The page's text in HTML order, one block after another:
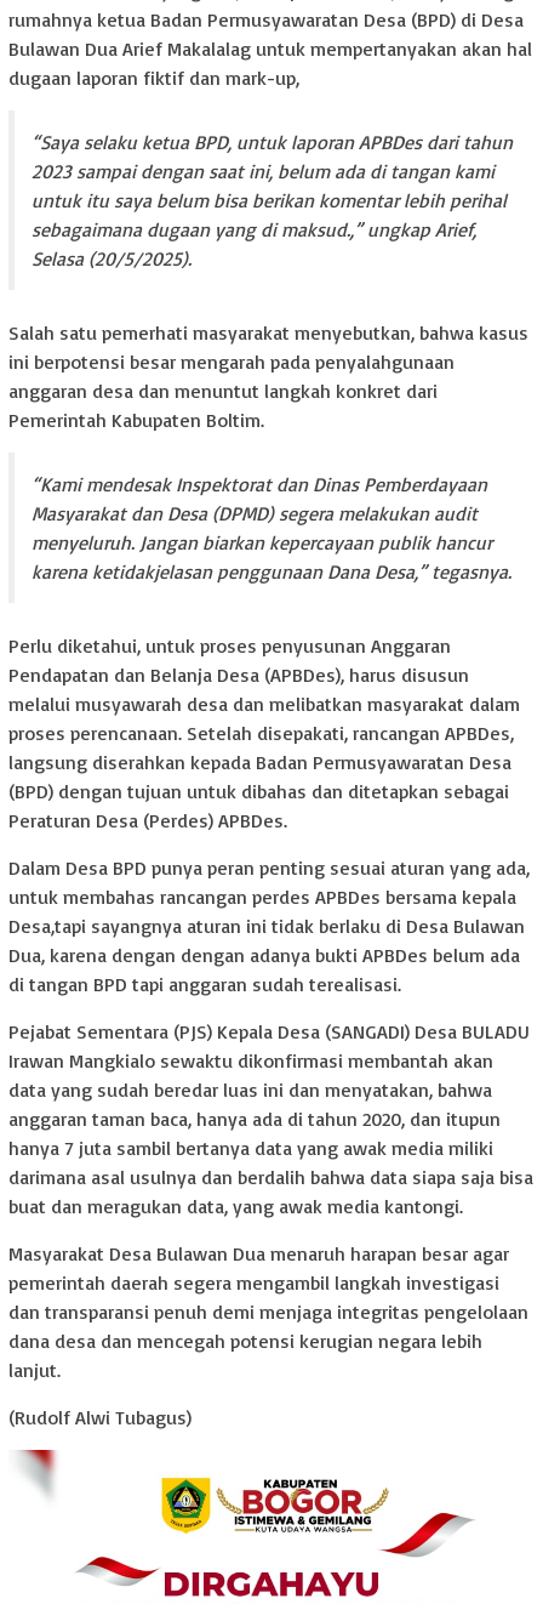
rumahnya ketua Badan Permusyawaratan Desa (BPD) di Desa
Bulawan Dua Arief Makalalag untuk mempertanyakan akan hal
dugaan laporan fiktif dan mark-up,
“Saya selaku ketua BPD, untuk laporan APBDes dari tahun
2023 sampai dengan saat ini, belum ada di tangan kami
untuk itu saya belum bisa berikan komentar lebih perihal
sebagaimana dugaan yang di maksud.,” ungkap Arief,
Selasa (20/5/2025).
Salah satu pemerhati masyarakat menyebutkan, bahwa kasus
ini berpotensi besar mengarah pada penyalahgunaan
anggaran desa dan menuntut langkah konkret dari
Pemerintah Kabupaten Boltim.
“Kami mendesak Inspektorat dan Dinas Pemberdayaan
Masyarakat dan Desa (DPMD) segera melakukan audit
menyeluruh. Jangan biarkan kepercayaan publik hancur
karena ketidakjelasan penggunaan Dana Desa,” tegasnya.
Perlu diketahui, untuk proses penyusunan Anggaran
Pendapatan dan Belanja Desa (APBDes), harus disusun
melalui musyawarah desa dan melibatkan masyarakat dalam
proses perencanaan. Setelah disepakati, rancangan APBDes,
langsung diserahkan kepada Badan Permusyawaratan Desa
(BPD) dengan tujuan untuk dibahas dan ditetapkan sebagai
Peraturan Desa (Perdes) APBDes.
Dalam Desa BPD punya peran penting sesuai aturan yang ada,
untuk membahas rancangan perdes APBDes bersama kepala
Desa,tapi sayangnya aturan ini tidak berlaku di Desa Bulawan
Dua, karena dengan dengan adanya bukti APBDes belum ada
di tangan BPD tapi anggaran sudah terealisasi.
Pejabat Sementara (PJS) Kepala Desa (SANGADI) Desa BULADU
Irawan Mangkialo sewaktu dikonfirmasi membantah akan
data yang sudah beredar luas ini dan menyatakan, bahwa
anggaran taman baca, hanya ada di tahun 2020, dan itupun
hanya 7 juta sambil bertanya data yang awak media miliki
darimana asal usulnya dan berdalih bahwa data siapa saja bisa
buat dan meragukan data, yang awak media kantongi.
Masyarakat Desa Bulawan Dua menaruh harapan besar agar
pemerintah daerah segera mengambil langkah investigasi
dan transparansi penuh demi menjaga integritas pengelolaan
dana desa dan mencegah potensi kerugian negara lebih
lanjut.
(Rudolf Alwi Tubagus)